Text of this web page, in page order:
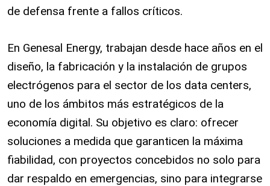
de defensa frente a fallos críticos.
En Genesal Energy, trabajan desde hace años en el
diseño, la fabricación y la instalación de grupos
electrógenos para el sector de los data centers,
uno de los ámbitos más estratégicos de la
economía digital. Su objetivo es claro: ofrecer
soluciones a medida que garanticen la máxima
fiabilidad, con proyectos concebidos no solo para
dar respaldo en emergencias, sino para integrarse